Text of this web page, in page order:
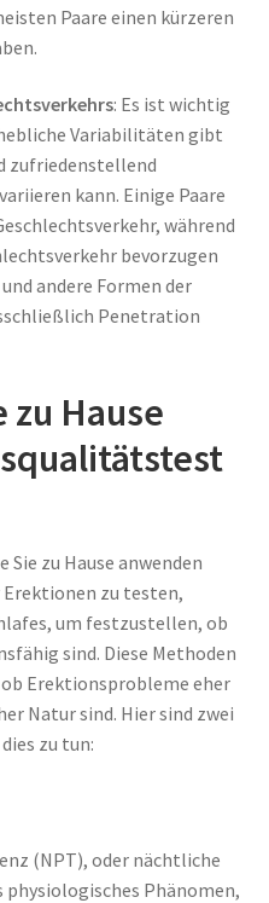
Paare einen kürzeren
: Es ist wichtig
Variabilitäten gibt
zufriedenstellend
kann. Einige Paare
während
bevorzugen
andere Formen der
Penetration
zu Hause
zu Hause anwenden
zu testen,
um festzustellen, ob
sind. Diese Methoden
Erektionsprobleme eher
Natur sind. Hier sind zwei
zu tun:
(NPT), oder nächtliche
Phänomen,